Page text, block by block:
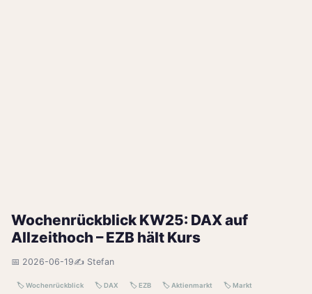
Wochenrückblick KW25: DAX auf
Allzeithoch – EZB hält Kurs
📅 2026-06-19✍️ Stefan
🏷️ Wochenrückblick 🏷️ DAX 🏷️ EZB 🏷️ Aktienmarkt 🏷️ Markt